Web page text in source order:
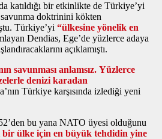
katıldığı bir etkinlikte de Türkiye’yi
savunma doktrinini kökten
Türkiye’yi “ülkesine yönelik en
Dendias, Ege’de yüzlerce adaya
açıklamıştı.
savunması anlamsız. Yüzlerce
denizi karadan
Türkiye karşısında izlediği yeni
bu yana NATO üyesi olduğunu
bir ülke için en büyük tehdidin yine